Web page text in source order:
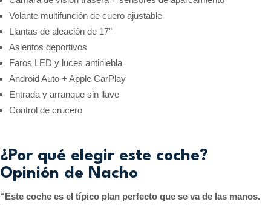
Volante multifunción de cuero ajustable
Llantas de aleación de 17"
Asientos deportivos
Faros LED y luces antiniebla
Android Auto + Apple CarPlay
Entrada y arranque sin llave
Control de crucero
¿Por qué elegir este coche?
Opinión de Nacho
“Este coche es el típico plan perfecto que se va de las manos.